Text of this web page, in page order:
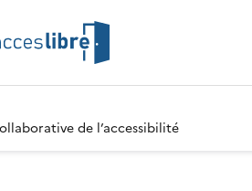
de l’accessibilité